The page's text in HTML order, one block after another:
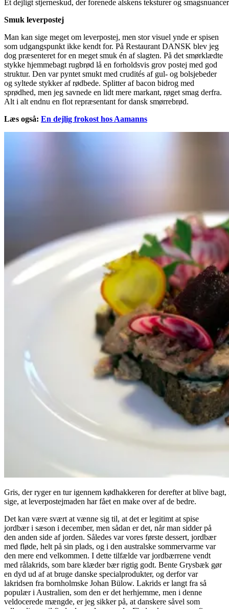
Et dejligt stjerneskud, der forenede alskens teksturer og
Smuk leverpostej
Man kan sige meget om leverpostej, men stor visuel ynde er spisen
som udgangspunkt ikke kendt for. På Restaurant DANSK blev jeg
dog præsenteret for en meget smuk én af slagten. På det smørklædte
stykke hjemmebagt rugbrød lå en forholdsvis grov postej med god
struktur. Den var pyntet smukt med crudités af gul- og bolsjebeder
og syltede stykker af rødbede. Splitter af bacon bidrog med
sprødhed, men jeg savnede en lidt mere markant, røget smag derfra.
Alt i alt endnu en flot repræsentant for dansk smørrebrød.
Læs også: En dejlig frokost hos Aamanns
Gris, der ryger en tur igennem kødhakkeren for derefter at blive
sige, at leverpostejmaden har fået en make over af de bedre.
Det kan være svært at vænne sig til, at det er legitimt at spise
jordbær i sæson i december, men sådan er det, når man sidder på
den anden side af jorden. Således var vores første dessert, jordbær
med fløde, helt på sin plads, og i den australske sommervarme var
den mere end velkommen. I dette tilfælde var jordbærrene vendt
med rålakrids, som bare klæder bær rigtig godt. Bente Grysbæk gør
en dyd ud af at bruge danske specialprodukter, og derfor var
lakridsen fra bornholmske Johan Bülow. Lakrids er langt fra så
populær i Australien, som den er det herhjemme, men i denne
veldocerede mængde, er jeg sikker på, at danskere såvel som